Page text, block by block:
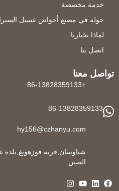
خدمة مخصصة
جولة في مصنع أحواض غسيل
لماذا تختارنا
اتصل بنا
تواصل معنا
+86-13828359133
86-13828359133
hy156@czhanyu.com
شياويبيان,قرية فوزهونغ,بلدة
الصين